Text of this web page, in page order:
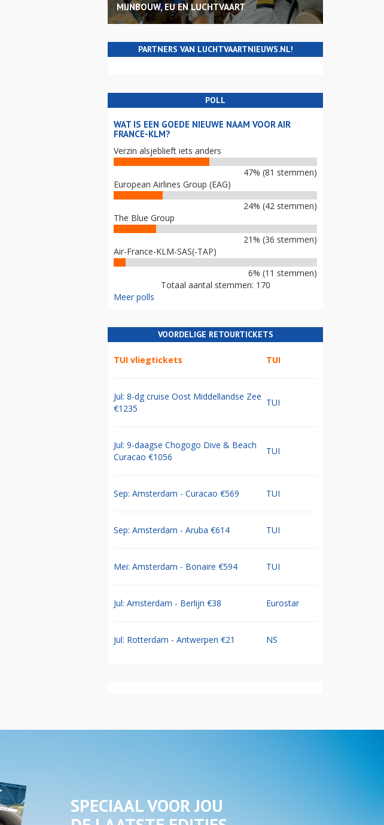
MIJNBOUW, EU EN LUCHTVAART
PARTNERS VAN LUCHTVAARTNIEUWS.NL!
POLL
WAT IS EEN GOEDE NIEUWE NAAM VOOR AIR
FRANCE-KLM?
Verzin alsjeblieft iets anders
47% (81 stemmen)
European Airlines Group (EAG)
24% (42 stemmen)
The Blue Group
21% (36 stemmen)
Air-France-KLM-SAS(-TAP)
6% (11 stemmen)
Totaal aantal stemmen: 170
Meer polls
VOORDELIGE RETOURTICKETS
TUI vliegtickets TUI
Jul: 8-dg cruise Oost Middellandse Zee
€1235
TUI
Jul: 9-daagse Chogogo Dive & Beach
Curacao €1056
TUI
Sep: Amsterdam - Curacao €569 TUI
Sep: Amsterdam - Aruba €614 TUI
Mei: Amsterdam - Bonaire €594 TUI
Jul: Amsterdam - Berlijn €38 Eurostar
Jul: Rotterdam - Antwerpen €21 NS
SPECIAAL VOOR JOU